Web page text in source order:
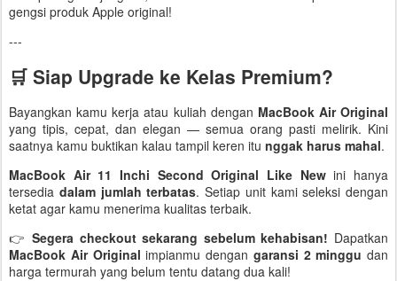
gengsi produk Apple original!
---
🛒 Siap Upgrade ke Kelas Premium?
Bayangkan kamu kerja atau kuliah dengan MacBook Air Original
yang tipis, cepat, dan elegan — semua orang pasti melirik. Kini
saatnya kamu buktikan kalau tampil keren itu nggak harus mahal.
MacBook Air 11 Inchi Second Original Like Newini hanya
tersedia dalam jumlah terbatas. Setiap unit kami seleksi dengan
ketat agar kamu menerima kualitas terbaik.
👉Segera checkout sekarang sebelum kehabisan! Dapatkan
MacBook Air Original impianmu dengan garansi 2 minggu dan
harga termurah yang belum tentu datang dua kali!